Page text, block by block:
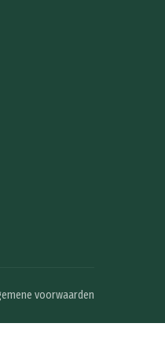
voorwaarden